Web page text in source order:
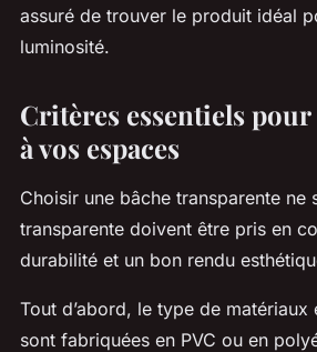
assuré de trouver le produit idéal
luminosité.
Critères essentiels
à vos espaces
Choisir une bâche transparente
transparente doivent être pris en
durabilité et un bon rendu
Tout d’abord, le type de
sont fabriquées en PVC ou en